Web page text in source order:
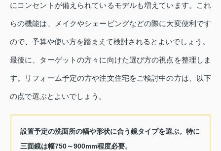
にコンセントが備えられているモデルも増えています。これ
らの機能は、メイクやシェービングなどの際に大変便利です
ので、予算や使い方を踏まえて検討されるとよいでしょう。
最後に、ターゲットの方々に向けた選び方の視点を整理しま
す。リフォーム予定の方や注文住宅をご検討中の方は、以下
の点で選ぶとよいでしょう。
設置予定の洗面所の幅や形状に合う鏡タイプを選ぶ。特に
三面鏡は幅750～900mm程度必要。